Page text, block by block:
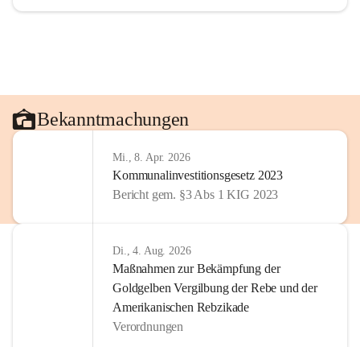
Bekanntmachungen
Mi., 8. Apr. 2026
Kommunalinvestitionsgesetz 2023
Bericht gem. §3 Abs 1 KIG 2023
Di., 4. Aug. 2026
Maßnahmen zur Bekämpfung der
Goldgelben Vergilbung der Rebe und der
Amerikanischen Rebzikade
Verordnungen